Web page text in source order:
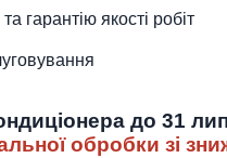
гарантію якості робіт
до 31
обробки зі